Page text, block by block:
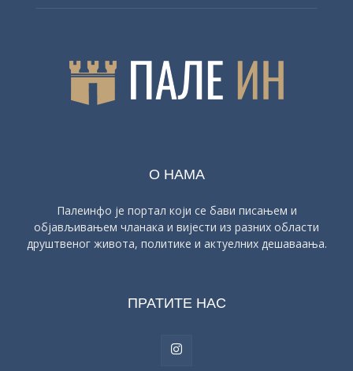
О НАМА
Палеинфо је портал који се бави писањем и
објављивањем чланака и вијести из разних области
друштвеног живота, политике и актуелних дешаваања.
ПРАТИТЕ НАС